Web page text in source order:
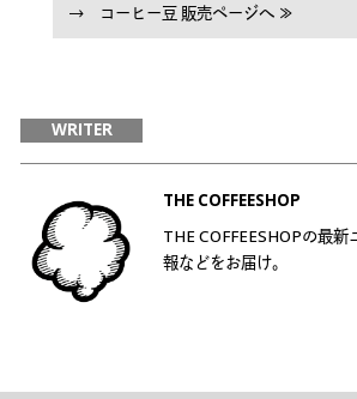
→ コーヒー豆 販売ページへ ≫
WRITER
THE COFFEESHOP
THE COFFEESHOPの最
報などをお届け。